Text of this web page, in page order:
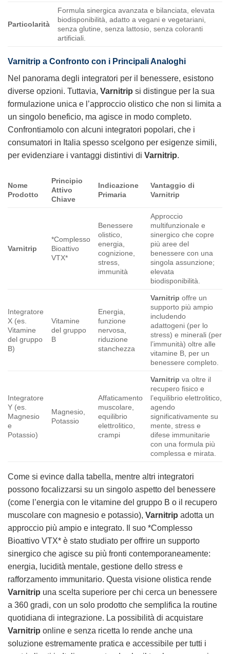
Particolarità
Formula sinergica avanzata e bilanciata, elevata
biodisponibilità, adatto a vegani e vegetariani,
senza glutine, senza lattosio, senza coloranti
artificiali.
Varnitrip a Confronto con i Principali Analoghi
Nel panorama degli integratori per il benessere, esistono
diverse opzioni. Tuttavia, Varnitrip si distingue per la sua
formulazione unica e l’approccio olistico che non si limita a
un singolo beneficio, ma agisce in modo completo.
Confrontiamolo con alcuni integratori popolari, che i
consumatori in Italia spesso scelgono per esigenze simili,
per evidenziare i vantaggi distintivi di Varnitrip.
Nome
Prodotto
Principio
Attivo
Chiave
Indicazione
Primaria
Vantaggio di
Varnitrip
Varnitrip
*Complesso
Bioattivo
VTX*
Benessere
olistico,
energia,
cognizione,
stress,
immunità
Approccio
multifunzionale e
sinergico che copre
più aree del
benessere con una
singola assunzione;
elevata
biodisponibilità.
Integratore
X (es.
Vitamine
del gruppo
B)
Vitamine
del gruppo
B
Energia,
funzione
nervosa,
riduzione
stanchezza
Varnitrip offre un
supporto più ampio
includendo
adattogeni (per lo
stress) e minerali (per
l’immunità) oltre alle
vitamine B, per un
benessere completo.
Integratore
Y (es.
Magnesio
e
Potassio)
Magnesio,
Potassio
Affaticamento
muscolare,
equilibrio
elettrolitico,
crampi
Varnitrip va oltre il
recupero fisico e
l’equilibrio elettrolitico,
agendo
significativamente su
mente, stress e
difese immunitarie
con una formula più
complessa e mirata.
Come si evince dalla tabella, mentre altri integratori
possono focalizzarsi su un singolo aspetto del benessere
(come l’energia con le vitamine del gruppo B o il recupero
muscolare con magnesio e potassio), Varnitrip adotta un
approccio più ampio e integrato. Il suo *Complesso
Bioattivo VTX* è stato studiato per offrire un supporto
sinergico che agisce su più fronti contemporaneamente:
energia, lucidità mentale, gestione dello stress e
rafforzamento immunitario. Questa visione olistica rende
Varnitrip una scelta superiore per chi cerca un benessere
a 360 gradi, con un solo prodotto che semplifica la routine
quotidiana di integrazione. La possibilità di acquistare
Varnitrip online e senza ricetta lo rende anche una
soluzione estremamente pratica e accessibile per tutti i